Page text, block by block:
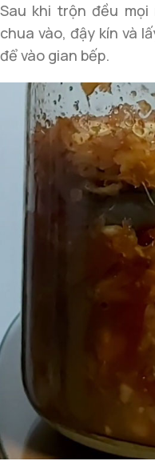
Sau khi trộn đều mọi
chua vào, đậy kín và
để vào gian bếp.